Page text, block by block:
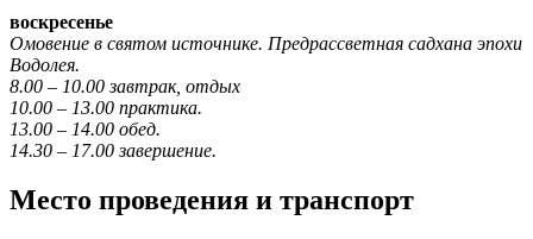
воскресенье
Омовение в святом источнике. Предрассветная садхана эпохи
Водолея.
8.00 – 10.00 завтрак, отдых
10.00 – 13.00 практика.
13.00 – 14.00 обед.
14.30 – 17.00 завершение.
Место проведения и транспорт